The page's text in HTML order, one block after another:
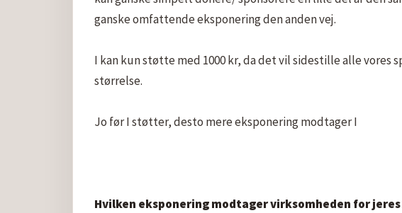
ganske omfattende eksponering den anden vej.
I kan kun støtte med 1000 kr, da det vil sidestille alle vores
størrelse.
Jo før I støtter, desto mere eksponering modtager I
Hvilken eksponering modtager virksomheden for jeres